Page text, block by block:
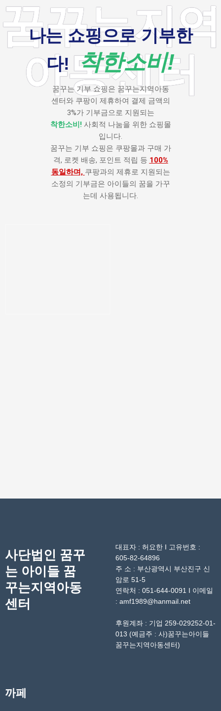
꿈꾸는지역
아동센터
나는 쇼핑으로 기부한
다!착한소비!
꿈꾸는 기부 쇼핑은 꿈꾸는지역아동
센터와 쿠팡이 제휴하여 결제 금액의
3%가 기부금으로 지원되는
착한소비! 사회적 나눔을 위한 쇼핑몰
입니다.
꿈꾸는 기부 쇼핑은 쿠팡몰과 구매 가
격, 로켓 배송, 포인트 적립 등 100%
동일하며, 쿠팡과의 제휴로 지원되는
소정의 기부금은 아이들의 꿈을 가꾸
는데 사용됩니다.
사단법인 꿈꾸
는 아이들 꿈
꾸는지역아동
센터
대표자 : 허요한 I 고유번호 :
605-82-64896
주 소 : 부산광역시 부산진구 신
암로 51-5
연락처 : 051-644-0091 I 이메일
: amf1989@hanmail.net
후원계좌 : 기업 259-029252-01-
013 (예금주 : 사)꿈꾸는아이들
꿈꾸는지역아동센터)
까페